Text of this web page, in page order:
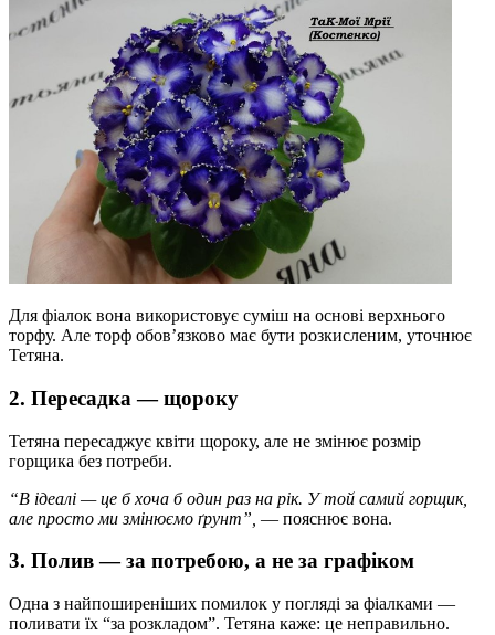
Для фіалок вона використовує суміш на основі верхнього
торфу. Але торф обов’язково має бути розкисленим, уточнює
Тетяна.
2. Пересадка — щороку
Тетяна пересаджує квіти щороку, але не змінює розмір
горщика без потреби.
“В ідеалі — це б хоча б один раз на рік. У той самий горщик,
але просто ми змінюємо ґрунт”, — пояснює вона.
3. Полив — за потребою, а не за графіком
Одна з найпоширеніших помилок у погляді за фіалками —
поливати їх “за розкладом”. Тетяна каже: це неправильно.